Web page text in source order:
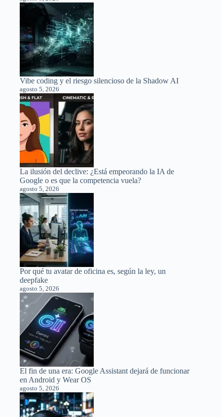
Vibe coding y el riesgo silencioso de la Shadow AI
agosto 5, 2026
La ilusión del declive: ¿Está empeorando la IA de
Google o es que la competencia vuela?
agosto 5, 2026
Por qué tu avatar de oficina es, según la ley, un
deepfake
agosto 5, 2026
El fin de una era: Google Assistant dejará de funcionar
en Android y Wear OS
agosto 5, 2026